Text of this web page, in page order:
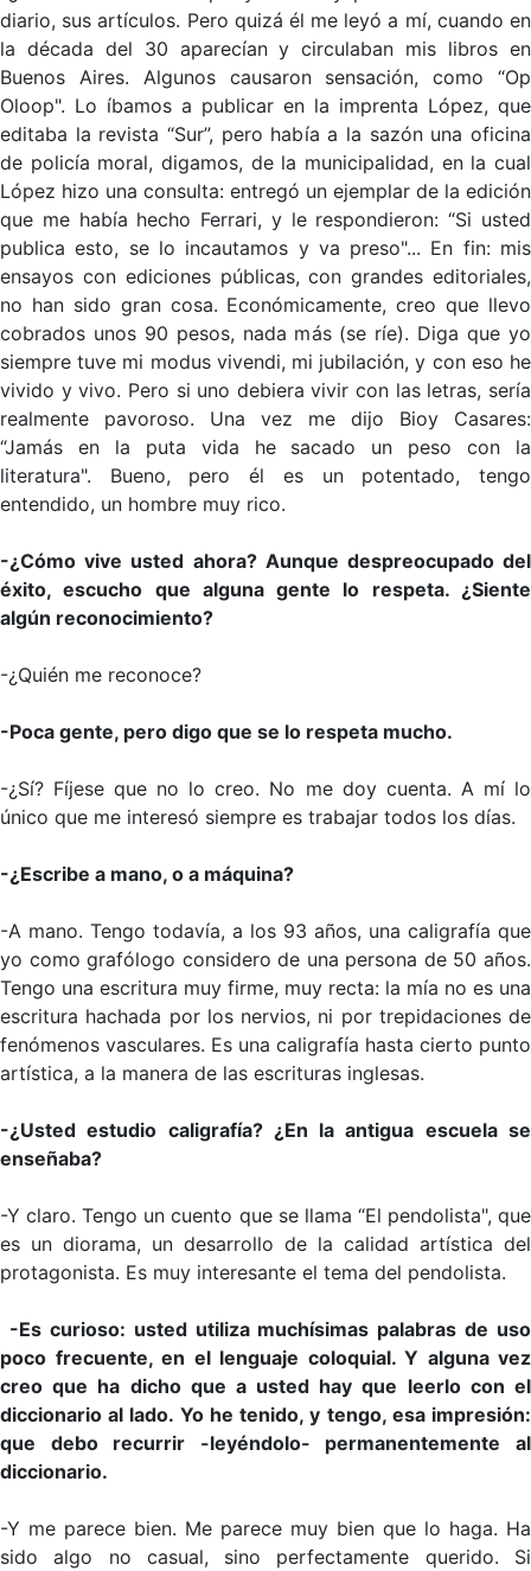
diario, sus artículos. Pero quizá él me leyó a mí, cuando en
la década del 30 aparecían y circulaban mis libros en
Buenos Aires. Algunos causaron sensación, como “Op
Oloop". Lo íbamos a publicar en la imprenta López, que
editaba la revista “Sur”, pero había a la sazón una oficina
de policía moral, digamos, de la municipalidad, en la cual
López hizo una consulta: entregó un ejemplar de la edición
que me había hecho Ferrari, y le respondieron: “Si usted
publica esto, se lo incautamos y va preso"... En fin: mis
ensayos con ediciones públicas, con grandes editoriales,
no han sido gran cosa. Económicamente, creo que llevo
cobrados unos 90 pesos, nada más (se ríe). Diga que yo
siempre tuve mi modus vivendi, mi jubilación, y con eso he
vivido y vivo. Pero si uno debiera vivir con las letras, sería
realmente pavoroso. Una vez me dijo Bioy Casares:
“Jamás en la puta vida he sacado un peso con la
literatura". Bueno, pero él es un potentado, tengo
entendido, un hombre muy rico.
-¿Cómo vive usted ahora? Aunque despreocupado del
éxito, escucho que alguna gente lo respeta. ¿Siente
algún reconocimiento?
-¿Quién me reconoce?
-Poca gente, pero digo que se lo respeta mucho.
-¿Sí? Fíjese que no lo creo. No me doy cuenta. A mí lo
único que me interesó siempre es trabajar todos los días.
-¿Escribe a mano, o a máquina?
-A mano. Tengo todavía, a los 93 años, una caligrafía que
yo como grafólogo considero de una persona de 50 años.
Tengo una escritura muy firme, muy recta: la mía no es una
escritura hachada por los nervios, ni por trepidaciones de
fenómenos vasculares. Es una caligrafía hasta cierto punto
artística, a la manera de las escrituras inglesas.
-¿Usted estudio caligrafía? ¿En la antigua escuela se
enseñaba?
-Y claro. Tengo un cuento que se llama “El pendolista", que
es un diorama, un desarrollo de la calidad artística del
protagonista. Es muy interesante el tema del pendolista.
-Es curioso: usted utiliza muchísimas palabras de uso
poco frecuente, en el lenguaje coloquial. Y alguna vez
creo que ha dicho que a usted hay que leerlo con el
diccionario al lado. Yo he tenido, y tengo, esa impresión:
que debo recurrir -leyéndolo- permanentemente al
diccionario.
-Y me parece bien. Me parece muy bien que lo haga. Ha
sido algo no casual, sino perfectamente querido. Si